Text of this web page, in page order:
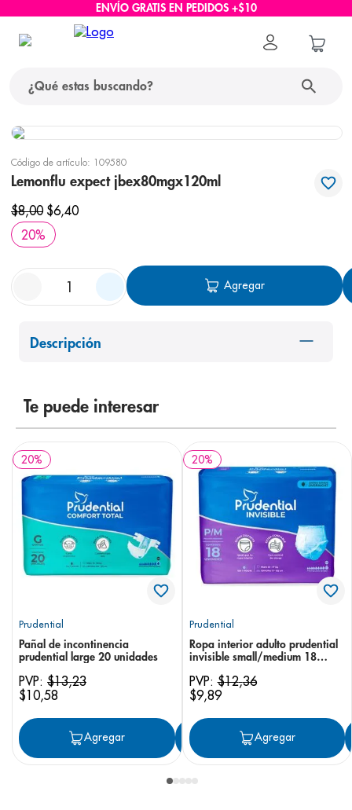
ENVÍO GRATIS EN PEDIDOS +$10
Código de artículo: 109580
Lemonflu expect jbex80mgx120ml
$8,00 $6,40
20%
Agregar
Descripción
Te puede interesar
20%
Prudential
Pañal de incontinencia
prudential large 20 unidades
PVP: $13,23
$10,58
Agregar Agregar
20%
Prudential
Ropa interior adulto prudential
invisible small/medium 18
PVP:$12,36
$9,89
Agregar
términos más buscados
1. protector solar
2. pañales
3. eucerin
nivea
7. shampoo
panolini
10.prueba embarazo